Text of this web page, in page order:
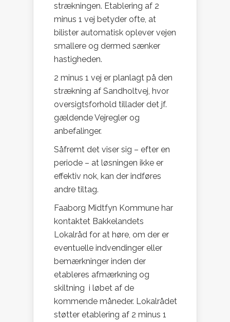
strækningen. Etablering af 2
minus 1 vej betyder ofte, at
bilister automatisk oplever vejen
smallere og dermed sænker
hastigheden.
2 minus 1 vej er planlagt på den
strækning af Sandholtvej, hvor
oversigtsforhold tillader det jf.
gældende Vejregler og
anbefalinger.
Såfremt det viser sig – efter en
periode – at løsningen ikke er
effektiv nok, kan der indføres
andre tiltag.
Faaborg Midtfyn Kommune har
kontaktet Bakkelandets
Lokalråd for at høre, om der er
eventuelle indvendinger eller
bemærkninger inden der
etableres afmærkning og
skiltning i løbet af de
kommende måneder. Lokalrådet
støtter etablering af 2 minus 1